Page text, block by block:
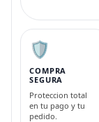
🛡️
COMPRA
SEGURA
Proteccion total
en tu pago y tu
pedido.